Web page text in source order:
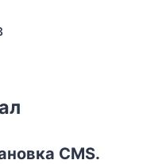
CMS.